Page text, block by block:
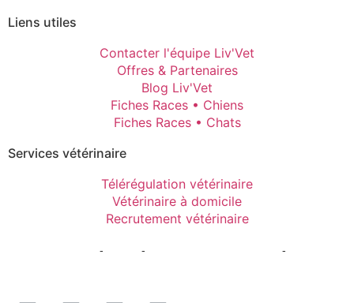
Liens utiles
Contacter l'équipe Liv'Vet
Offres & Partenaires
Blog Liv'Vet
Fiches Races • Chiens
Fiches Races • Chats
Services vétérinaire
Télérégulation vétérinaire
Vétérinaire à domicile
Recrutement vétérinaire
- - -